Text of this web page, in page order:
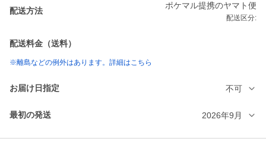
配送方法
ポケマル提携のヤマト便
配送区分:
配送料金（送料）
※離島などの例外はあります。詳細はこちら
お届け日指定 不可
最初の発送 2026年9月